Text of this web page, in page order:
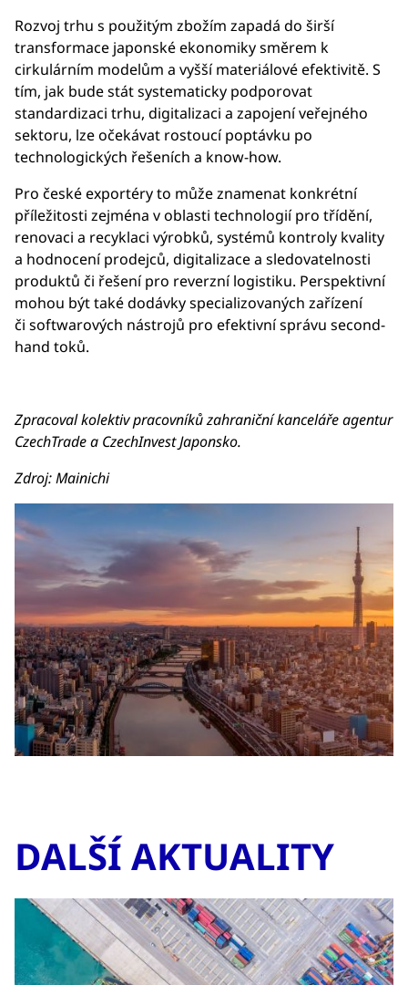
Rozvoj trhu s použitým zbožím zapadá do širší
transformace japonské ekonomiky směrem k
cirkulárním modelům a vyšší materiálové efektivitě. S
tím, jak bude stát systematicky podporovat
standardizaci trhu, digitalizaci a zapojení veřejného
sektoru, lze očekávat rostoucí poptávku po
technologických řešeních a know-how.
Pro české exportéry to může znamenat konkrétní
příležitosti zejména v oblasti technologií pro třídění,
renovaci a recyklaci výrobků, systémů kontroly kvality
a hodnocení prodejců, digitalizace a sledovatelnosti
produktů či řešení pro reverzní logistiku. Perspektivní
mohou být také dodávky specializovaných zařízení
či softwarových nástrojů pro efektivní správu second-
hand toků.
Zpracoval kolektiv pracovníků zahraniční kanceláře agentur
CzechTrade a CzechInvest Japonsko.
Zdroj: Mainichi
DALŠÍ AKTUALITY